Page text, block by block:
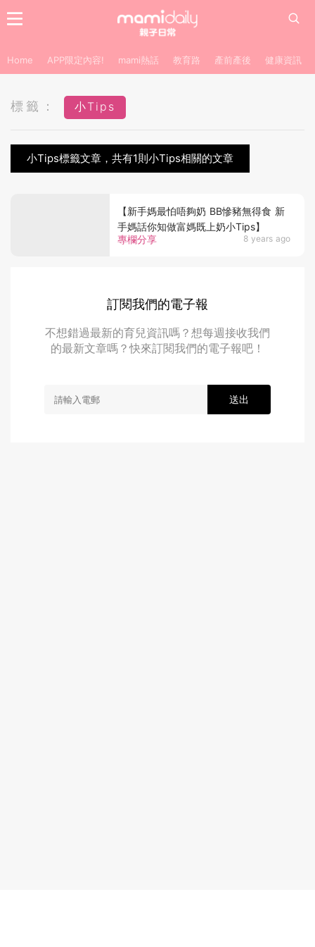
Home APP限定內容! mami熱話 教育路 產前產後 健康資訊
標籤： 小Tips
小Tips標籤文章，共有1則小Tips相關的文章
專欄分享 8 years ago
【新手媽最怕唔夠奶 BB慘豬無得食 新
手媽話你知做富媽既上奶小Tips】
訂閱我們的電子報
不想錯過最新的育兒資訊嗎？想每週接收我們
的最新文章嗎？快來訂閱我們的電子報吧！
送出